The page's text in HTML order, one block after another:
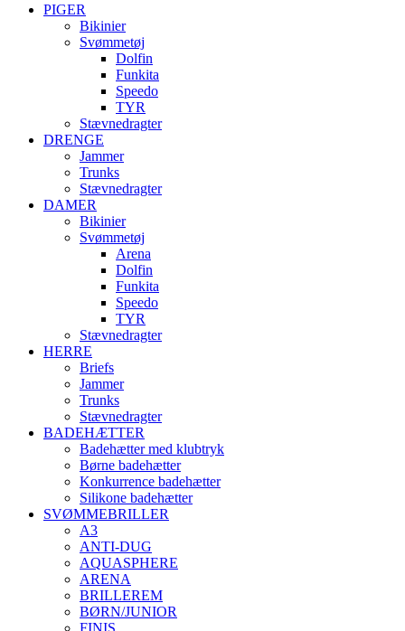
PIGER
Bikinier
Svømmetøj
Dolfin
Funkita
Speedo
TYR
Stævnedragter
DRENGE
Jammer
Trunks
Stævnedragter
DAMER
Bikinier
Svømmetøj
Arena
Dolfin
Funkita
Speedo
TYR
Stævnedragter
HERRE
Briefs
Jammer
Trunks
Stævnedragter
BADEHÆTTER
Badehætter med klubtryk
Børne badehætter
Konkurrence badehætter
Silikone badehætter
SVØMMEBRILLER
A3
ANTI-DUG
AQUASPHERE
ARENA
BRILLEREM
BØRN/JUNIOR
FINIS